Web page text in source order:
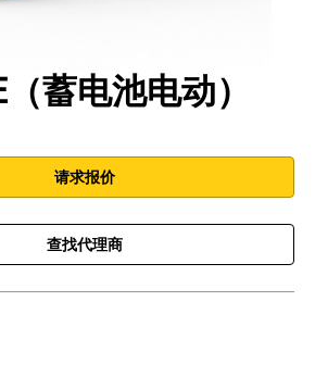
（蓄电池电动）
请求报价
查找代理商